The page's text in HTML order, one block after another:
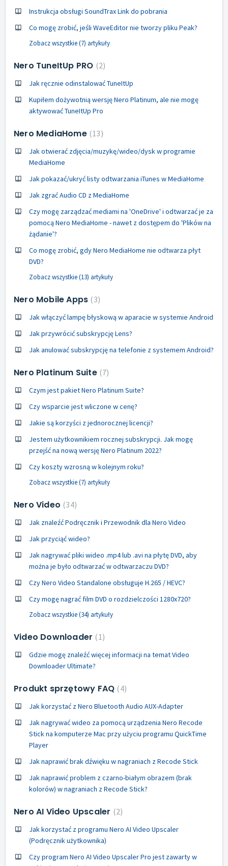
Instrukcja obsługi SoundTrax Link do pobrania
Co mogę zrobić, jeśli WaveEditor nie tworzy pliku Peak?
Zobacz wszystkie (7) artykuły
Nero TuneItUp PRO 2
Jak ręcznie odinstalować TuneItUp
Kupiłem dożywotnią wersję Nero Platinum, ale nie mogę
aktywować TuneItUp Pro
Nero MediaHome 13
Jak otwierać zdjęcia/muzykę/wideo/dysk w programie
MediaHome
Jak pokazać/ukryć listy odtwarzania iTunes w MediaHome
Jak zgrać Audio CD z MediaHome
Czy mogę zarządzać mediami na 'OneDrive' i odtwarzać je za
pomocą Nero MediaHome - nawet z dostępem do 'Plików na
żądanie'?
Co mogę zrobić, gdy Nero MediaHome nie odtwarza płyt
DVD?
Zobacz wszystkie (13) artykuły
Nero Mobile Apps 3
Jak włączyć lampę błyskową w aparacie w systemie Android
Jak przywrócić subskrypcję Lens?
Jak anulować subskrypcję na telefonie z systemem Android?
Nero Platinum Suite 7
Czym jest pakiet Nero Platinum Suite?
Czy wsparcie jest wliczone w cenę?
Jakie są korzyści z jednorocznej licencji?
Jestem użytkownikiem rocznej subskrypcji. Jak mogę
przejść na nową wersję Nero Platinum 2022?
Czy koszty wzrosną w kolejnym roku?
Zobacz wszystkie (7) artykuły
Nero Video 34
Jak znaleźć Podręcznik i Przewodnik dla Nero Video
Jak przyciąć wideo?
Jak nagrywać pliki wideo .mp4 lub .avi na płytę DVD, aby
można je było odtwarzać w odtwarzaczu DVD?
Czy Nero Video Standalone obsługuje H.265 / HEVC?
Czy mogę nagrać film DVD o rozdzielczości 1280x720?
Zobacz wszystkie (34) artykuły
Video Downloader 1
Gdzie mogę znaleźć więcej informacji na temat Video
Downloader Ultimate?
Produkt sprzętowy FAQ 4
Jak korzystać z Nero Bluetooth Audio AUX-Adapter
Jak nagrywać wideo za pomocą urządzenia Nero Recode
Stick na komputerze Mac przy użyciu programu QuickTime
Player
Jak naprawić brak dźwięku w nagraniach z Recode Stick
Jak naprawić problem z czarno-białym obrazem (brak
kolorów) w nagraniach z Recode Stick?
Nero AI Video Upscaler 2
Jak korzystać z programu Nero AI Video Upscaler
(Podręcznik użytkownika)
Czy program Nero AI Video Upscaler Pro jest zawarty w